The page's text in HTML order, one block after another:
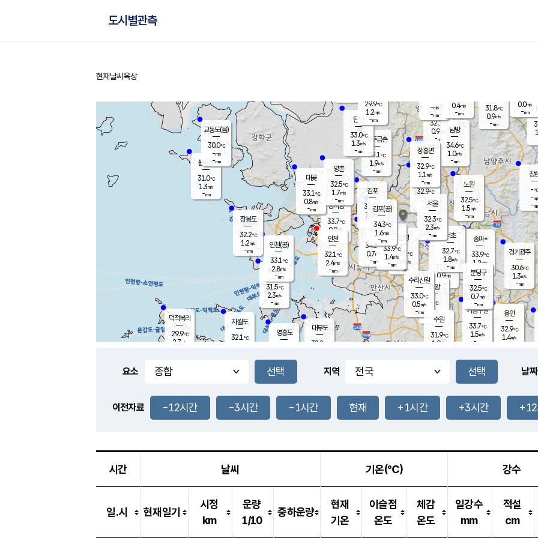
도시별관측
홈
현재날씨 육상
풍도
2.0m/s
무의도
31.5℃
2.3m/s
-mm
영흥도
볼음도
31.0℃
1.3m/s
-mm
자월도
32.1℃
양주
32.1℃
0.9
-mm
과천
32.0℃
0.9m/s
- mm
장봉도
32.2℃
1.2m/s
-mm
-mm
용인
32.9℃
1.4m/s
경기광주
30.6℃
1.3m/s
-mm
31.8
℃
대부도
32.2
-
경서동
33.7℃
0.9m/s
-mm
파주금촌
33.1℃
1.9m/s
-mm
31.8℃
0.9m/s
-mm
대곶
33.1℃
0.8m/s
-mm
창
-℃
-m/
-mm
탄현
33.0℃
1.3m/s
-mm
0.0m/s
-mm
32.4℃
2.2m/s
-mm
의왕
- ℃
m/s
mm
김포
32.9℃
1.0 m/s
mm
광명
33.5 ℃
0.8 m/s
-mm
부천
34.3℃
0.7m/s
-mm
-mm
양촌
32.5℃
1.7m/s
-mm
구로
33.9℃
1.4m/s
-mm
은평
32.9℃
1.3 m/s
- mm
노원
32.5℃
1.5m/s
-mm
송파*
33.9℃
1.2m/s
-mm
서초
32.7℃
1.8m/s
-mm
남방
34.6℃
1.0m/s
-mm
기흥구갈
33.7℃
1.5m/s
-
수리산길
33.0℃
0.5m/s
-mm
분당구
32.5℃
0.7m/s
-mm
장흥면
32.9℃
1.1 m/s
-mm
-m/s
-mm
덕적북리
29.9℃
2.7 m/s
인천(공)
33.1℃
2.8m/s
-mm
김포(공)
34.3℃
1.6m/s
-mm
교동도(음)
30.0℃
-m/s
-mm
수원
31.9℃
1.9m/s
인천
32.1℃
2.4m/s
-mm
서울
32.3℃
2.3m/s
-mm
29.9℃
1.2m/s
-mm
0.4m/s
-mm
요소 지역 날짜
이전자료 -12시간 -3시간 -1시간 현재 +1시간 +3시간
시간 날씨 기온(℃) 강수
일.시 현재일기
시정
km
운량
1/10
중하운량
현재
기온
이슬점
온도
체감
온도
일강수
mm
적설
cm